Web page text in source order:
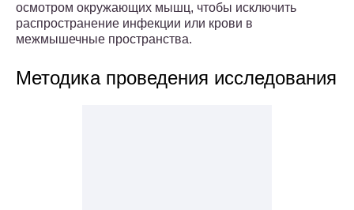
осмотром окружающих мышц, чтобы исключить
распространение инфекции или крови в
межмышечные пространства.
Методика проведения исследования